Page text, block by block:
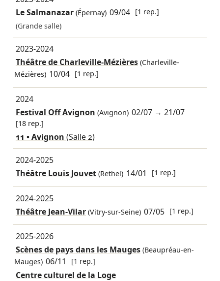
Le Salmanazar(Épernay) 09/04 [1 rep.]
(Grande salle)
2023-2024
Théâtre de Charleville-Mézières(Charleville-
Mézières) 10/04 [1 rep.]
2024
Festival Off Avignon (Avignon) 02/07 →21/07
[18 rep.]
11 • Avignon (Salle 2)
2024-2025
Théâtre Louis Jouvet(Rethel) 14/01 [1 rep.]
2024-2025
Théâtre Jean-Vilar(Vitry-sur-Seine) 07/05 [1 rep.]
2025-2026
Scènes de pays dans les Mauges(Beaupréau-en-
Mauges) 06/11 [1 rep.]
Centre culturel de la Loge